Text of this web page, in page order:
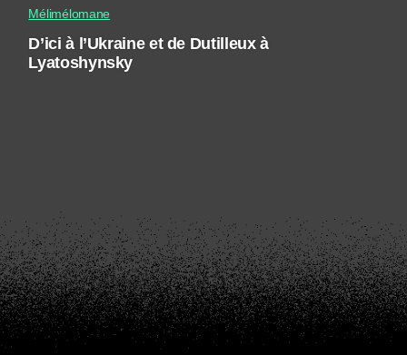
Mélimélomane
D’ici à l’Ukraine et de Dutilleux à
Lyatoshynsky